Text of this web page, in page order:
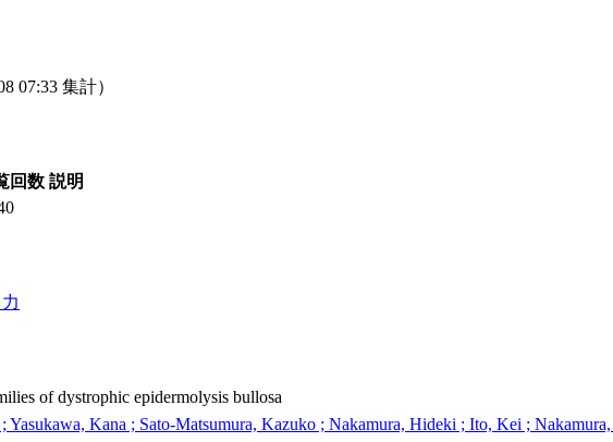
07:33 集計）
回数 説明
of dystrophic epidermolysis bullosa
Yasukawa, Kana ; Sato-Matsumura, Kazuko ; Nakamura, Hideki ; Ito, Kei ;